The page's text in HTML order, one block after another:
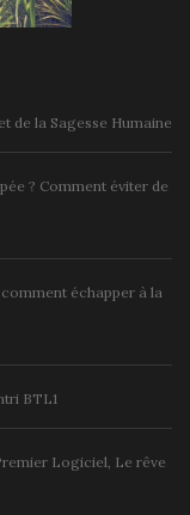
de la Sagesse Humaine
? Comment éviter de
échapper à la
BTL1
Logiciel, Le rêve